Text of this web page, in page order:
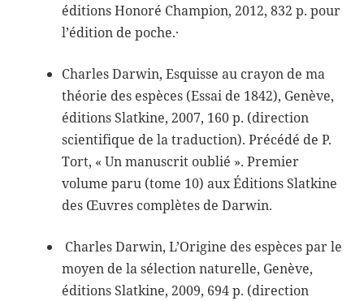
éditions Honoré Champion, 2012, 832 p. pour
l’édition de poche.·
Charles Darwin, Esquisse au crayon de ma
théorie des espèces (Essai de 1842), Genève,
éditions Slatkine, 2007, 160 p. (direction
scientifique de la traduction). Précédé de P.
Tort, « Un manuscrit oublié ». Premier
volume paru (tome 10) aux Éditions Slatkine
des Œuvres complètes de Darwin.
Charles Darwin, L’Origine des espèces par le
moyen de la sélection naturelle, Genève,
éditions Slatkine, 2009, 694 p. (direction